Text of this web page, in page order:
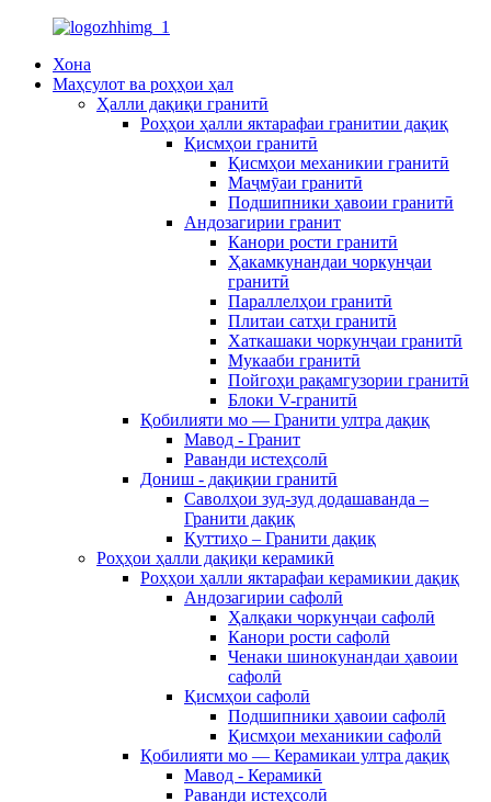
Хона
Маҳсулот ва роҳҳои ҳал
Ҳалли дақиқи гранитӣ
Роҳҳои ҳалли яктарафаи гранитии дақиқ
Қисмҳои гранитӣ
Қисмҳои механикии гранитӣ
Маҷмӯаи гранитӣ
Подшипники ҳавоии гранитӣ
Андозагирии гранит
Канори рости гранитӣ
Ҳакамкунандаи чоркунҷаи
гранитӣ
Параллелҳои гранитӣ
Плитаи сатҳи гранитӣ
Хаткашаки чоркунҷаи гранитӣ
Мукааби гранитӣ
Пойгоҳи рақамгузории гранитӣ
Блоки V-гранитӣ
Қобилияти мо — Гранити ултра дақиқ
Мавод - Гранит
Раванди истеҳсолӣ
Дониш - дақиқии гранитӣ
Саволҳои зуд-зуд додашаванда –
Гранити дақиқ
Қуттиҳо – Гранити дақиқ
Роҳҳои ҳалли дақиқи керамикӣ
Роҳҳои ҳалли яктарафаи керамикии дақиқ
Андозагирии сафолӣ
Ҳалқаки чоркунҷаи сафолӣ
Канори рости сафолӣ
Ченаки шинокунандаи ҳавоии
сафолӣ
Қисмҳои сафолӣ
Подшипники ҳавоии сафолӣ
Қисмҳои механикии сафолӣ
Қобилияти мо — Керамикаи ултра дақиқ
Мавод - Керамикӣ
Раванди истеҳсолӣ